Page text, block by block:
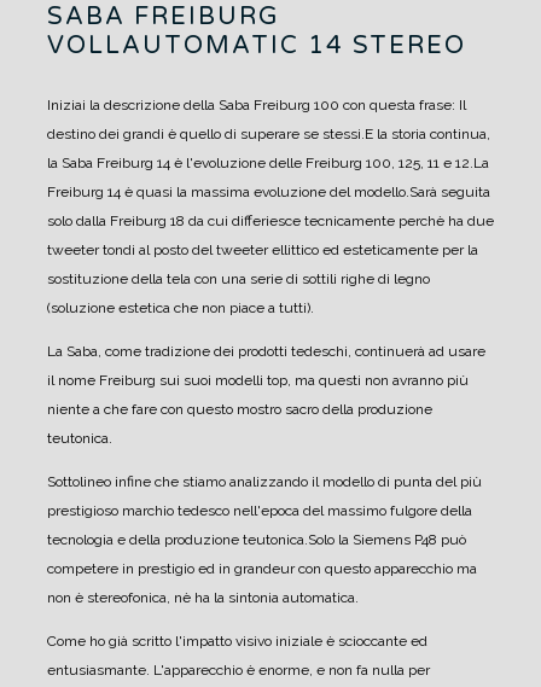
SABA FREIBURG
VOLLAUTOMATIC 14 STEREO
Iniziai la descrizione della Saba Freiburg 100 con questa frase: Il
destino dei grandi è quello di superare se stessi.E la storia continua,
la Saba Freiburg 14 è l'evoluzione delle Freiburg 100, 125, 11 e 12.La
Freiburg 14 è quasi la massima evoluzione del modello.Sarà seguita
solo dalla Freiburg 18 da cui differiesce tecnicamente perchè ha due
tweeter tondi al posto del tweeter ellittico ed esteticamente per la
sostituzione della tela con una serie di sottili righe di legno
(soluzione estetica che non piace a tutti).
La Saba, come tradizione dei prodotti tedeschi, continuerà ad usare
il nome Freiburg sui suoi modelli top, ma questi non avranno più
niente a che fare con questo mostro sacro della produzione
teutonica.
Sottolineo infine che stiamo analizzando il modello di punta del più
prestigioso marchio tedesco nell'epoca del massimo fulgore della
tecnologia e della produzione teutonica.Solo la Siemens P48 può
competere in prestigio ed in grandeur con questo apparecchio ma
non è stereofonica, nè ha la sintonia automatica.
Come ho già scritto l'impatto visivo iniziale è scioccante ed
entusiasmante. L'apparecchio è enorme, e non fa nulla per